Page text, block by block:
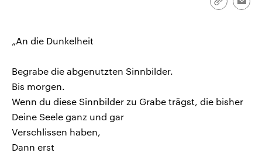
Link
„An die Dunkelheit
Begrabe die abgenutzten Sinnbilder.
Bis morgen.
Wenn du diese Sinnbilder zu Grabe trägst, die bisher
Deine Seele ganz und gar
Verschlissen haben,
Dann erst